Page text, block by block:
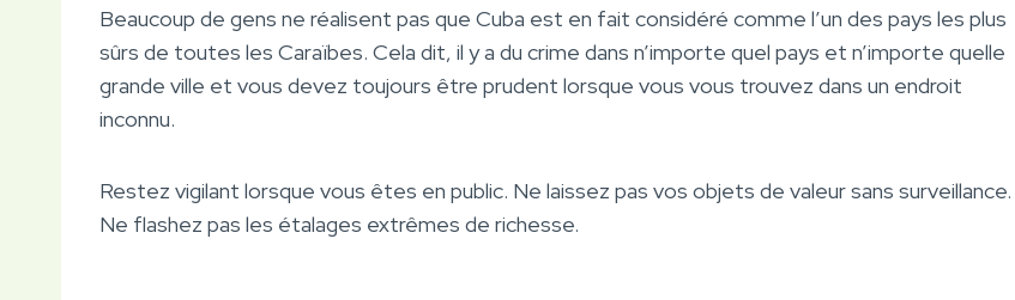
Beaucoup de gens ne réalisent pas que Cuba est en fait considéré comme l’un des pays les plus
sûrs de toutes les Caraïbes. Cela dit, il y a du crime dans n’importe quel pays et n’importe quelle
grande ville et vous devez toujours être prudent lorsque vous vous trouvez dans un endroit
inconnu.
Restez vigilant lorsque vous êtes en public. Ne laissez pas vos objets de valeur sans surveillance.
Ne flashez pas les étalages extrêmes de richesse.